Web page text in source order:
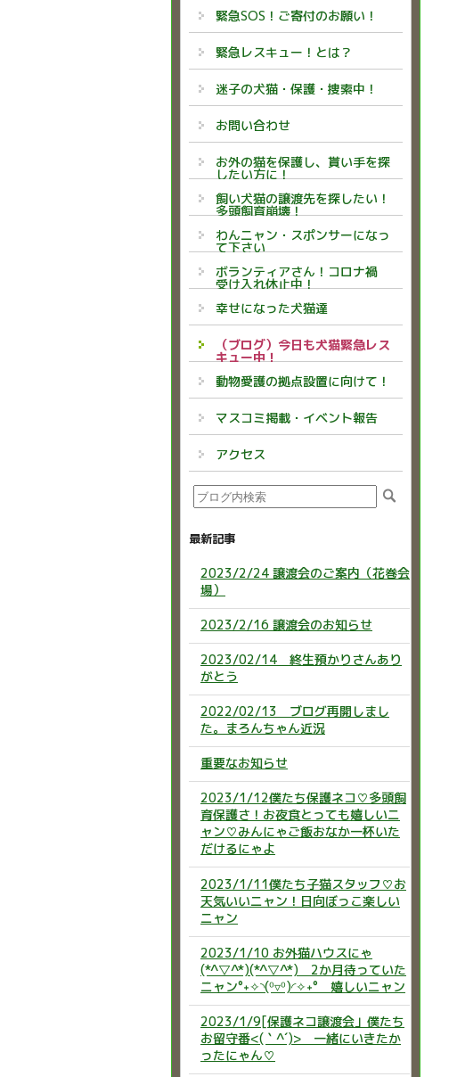
緊急SOS！ご寄付のお願い！
緊急レスキュー！とは？
迷子の犬猫・保護・捜索中！
お問い合わせ
お外の猫を保護し、貰い手を探
したい方に！
飼い犬猫の譲渡先を探したい！
多頭飼育崩壊！
わんニャン・スポンサーになっ
て下さい
ボランティアさん！コロナ禍
受け入れ休止中！
幸せになった犬猫達
（ブログ）今日も犬猫緊急レス
キュー中！
動物愛護の拠点設置に向けて！
マスコミ掲載・イベント報告
アクセス
最新記事
2023/2/24 譲渡会のご案内（花巻会
場）
2023/2/16 譲渡会のお知らせ
2023/02/14 終生預かりさんあり
がとう
2022/02/13 ブログ再開しまし
た。まろんちゃん近況
重要なお知らせ
2023/1/12僕たち保護ネコ♡多頭飼
育保護さ！お夜食とっても嬉しいニ
ャン♡みんにゃご飯おなか一杯いた
だけるにゃよ
2023/1/11僕たち子猫スタッフ♡お
天気いいニャン！日向ぼっこ楽しい
ニャン
2023/1/10 お外猫ハウスにゃ
(*^▽^*)(*^▽^*) 2か月待っていた
ニャン°˖✧◝(⁰▿⁰)◜✧˖° 嬉しいニャン
2023/1/9[保護ネコ譲渡会」僕たち
お留守番<(｀^´)> 一緒にいきたか
ったにゃん♡